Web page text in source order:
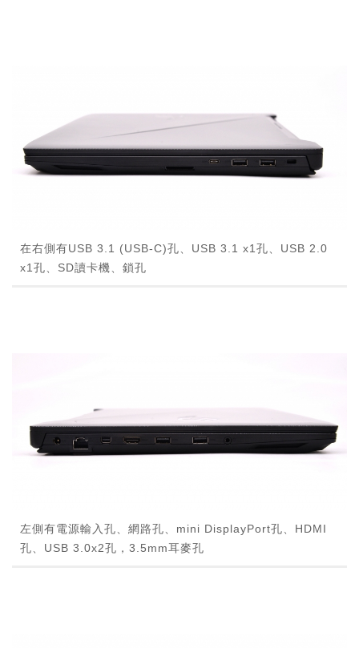
在右側有USB 3.1 (USB-C)孔、USB 3.1 x1孔、USB 2.0
x1孔、SD讀卡機、鎖孔
左側有電源輸入孔、網路孔、mini DisplayPort孔、HDMI
孔、USB 3.0x2孔，3.5mm耳麥孔